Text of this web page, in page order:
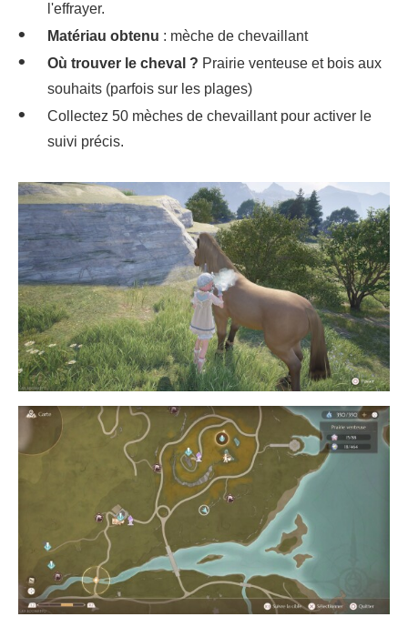
l'effrayer.
Matériau obtenu : mèche de chevaillant
Où trouver le cheval ? Prairie venteuse et bois aux
souhaits (parfois sur les plages)
Collectez 50 mèches de chevaillant pour activer le
suivi précis.